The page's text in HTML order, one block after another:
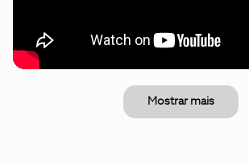
Mostrar mais